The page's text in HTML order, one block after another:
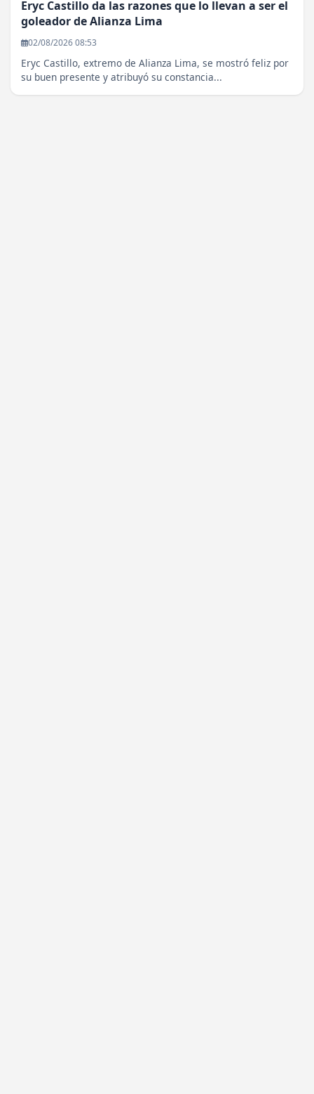
Eryc Castillo da las razones que lo llevan a ser el
goleador de Alianza Lima
02/08/2026 08:53
Eryc Castillo, extremo de Alianza Lima, se mostró feliz por
su buen presente y atribuyó su constancia...